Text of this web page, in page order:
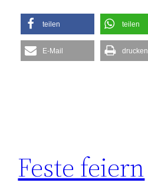
teilen teilen
E-Mail drucken
Feste feiern